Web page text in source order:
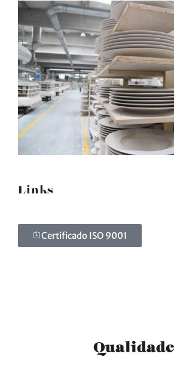
Links
Certificado ISO 9001
Qualidade